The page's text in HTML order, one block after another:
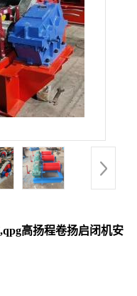
高扬程卷扬启闭机安